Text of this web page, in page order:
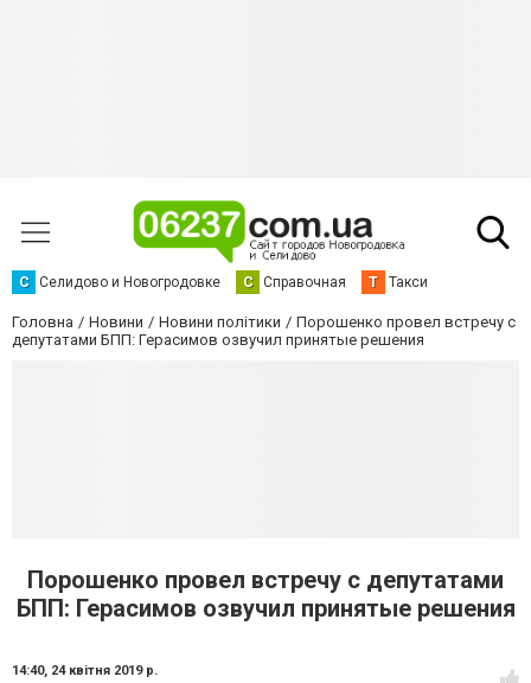
С Селидово и Новогродовке С Справочная Т Такси
Головна Новини Новини політики
Порошенко провел встречу с
депутатами БПП: Герасимов озвучил принятые решения
Порошенко провел встречу с депутатами
БПП: Герасимов озвучил принятые решения
14:40, 24 квітня 2019 р.